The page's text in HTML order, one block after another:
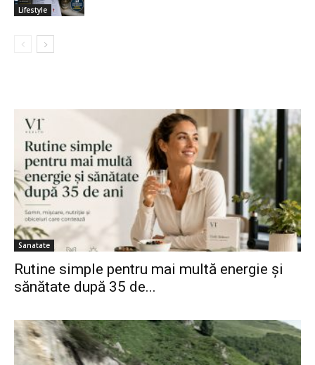
Lifestyle
Sanatate
Rutine simple pentru mai multă energie și
sănătate după 35 de...